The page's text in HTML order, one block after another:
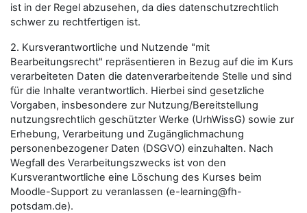
ist in der Regel abzusehen, da dies datenschutzrechtlich
schwer zu rechtfertigen ist.
2. Kursverantwortliche und Nutzende "mit
Bearbeitungsrecht" repräsentieren in Bezug auf die im Kurs
verarbeiteten Daten die datenverarbeitende Stelle und sind
für die Inhalte verantwortlich. Hierbei sind gesetzliche
Vorgaben, insbesondere zur Nutzung/Bereitstellung
nutzungsrechtlich geschützter Werke (UrhWissG) sowie zur
Erhebung, Verarbeitung und Zugänglichmachung
personenbezogener Daten (DSGVO) einzuhalten. Nach
Wegfall des Verarbeitungszwecks ist von den
Kursverantwortliche eine Löschung des Kurses beim
Moodle-Support zu veranlassen (e-learning@fh-
potsdam.de).